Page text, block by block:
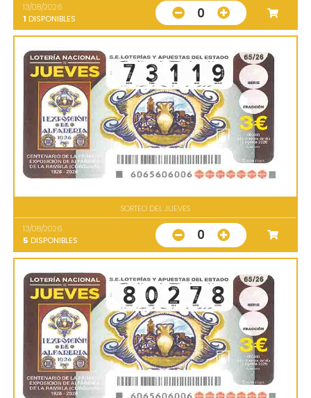
13/08/2026
1 DISPONIBLES 0
SORTEO DEL JUEVES
13/08/2026
5 DISPONIBLES 0